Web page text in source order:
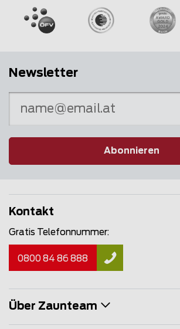
Newsletter
Abonnieren
Kontakt
Gratis Telefonnummer:
0800 84 86 888
Über Zaunteam